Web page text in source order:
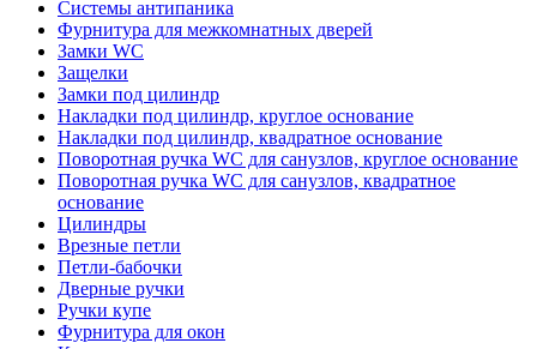
Системы антипаника
Фурнитура для межкомнатных дверей
Замки WC
Защелки
Замки под цилиндр
Накладки под цилиндр, круглое основание
Накладки под цилиндр, квадратное основание
Поворотная ручка WC для санузлов, круглое основание
Поворотная ручка WC для санузлов, квадратное
основание
Цилиндры
Врезные петли
Петли-бабочки
Дверные ручки
Ручки купе
Фурнитура для окон